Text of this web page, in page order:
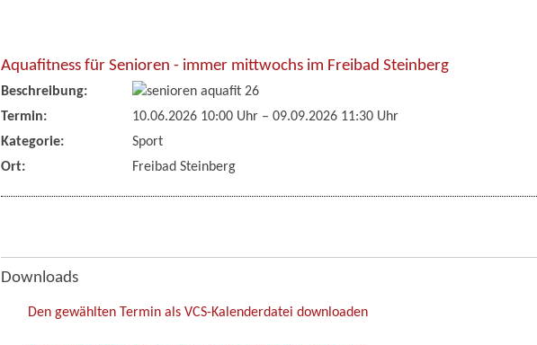
Aquafitness für Senioren - immer mittwochs im Freibad Steinberg
Beschreibung:
Termin:
10.06.2026 10:00 Uhr – 09.09.2026 11:30 Uhr
Kategorie:
Sport
Ort:
Freibad Steinberg
Downloads
Den gewählten Termin als VCS-Kalenderdatei downloaden